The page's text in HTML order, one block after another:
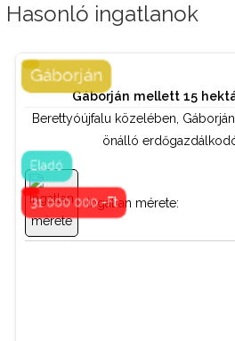
Hasonló ingatlanok
Gáborján
31 000 000 -Ft
Eladó
Gáborján mellett 15
Berettyóújfalu közelében,
önálló
Ingatlan mérete:
Telek / termőföld
06 70 884